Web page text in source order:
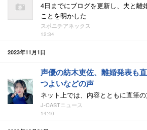
4日までにブログを更新し、夫と離
ことを明かした
スポニチアネックス
12:34
2023年11月1日
声優の紡木吏佐、離婚発表も
つよいなどの声
ネット上では、内容とともに直筆
J-CASTニュース
14:40